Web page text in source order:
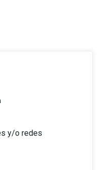
y/o redes